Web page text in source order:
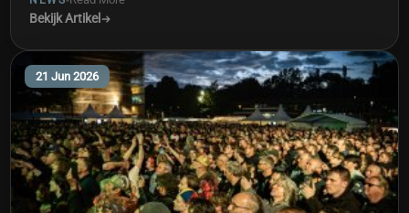
Bekijk Artikel
21 Jun 2026